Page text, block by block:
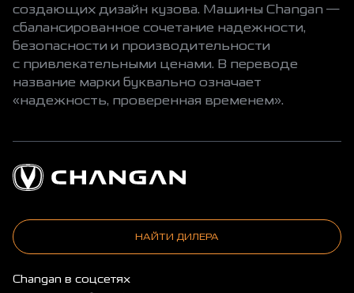
создающих дизайн кузова. Машины Changan —
сбалансированное сочетание надежности,
безопасности и производительности
с привлекательными ценами. В переводе
название марки буквально означает
«надежность, проверенная временем».
НАЙТИ ДИЛЕРА
Changan в соцсетях